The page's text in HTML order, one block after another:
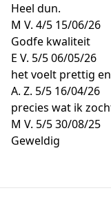
Heel dun.
M V. 4/5 15/06/26
Godfe kwaliteit
E V. 5/506/05/26
het voelt prettig
A. Z. 5/5 16/04/26
precies wat ik
M V. 5/530/08/25
Geweldig